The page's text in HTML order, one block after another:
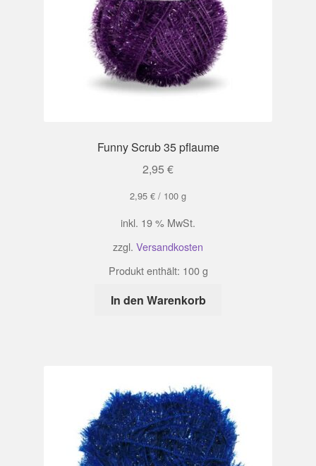
Funny Scrub 35 pflaume
2,95 €
2,95 € / 100 g
inkl. 19 % MwSt.
zzgl. Versandkosten
Produkt enthält: 100g
In den Warenkorb